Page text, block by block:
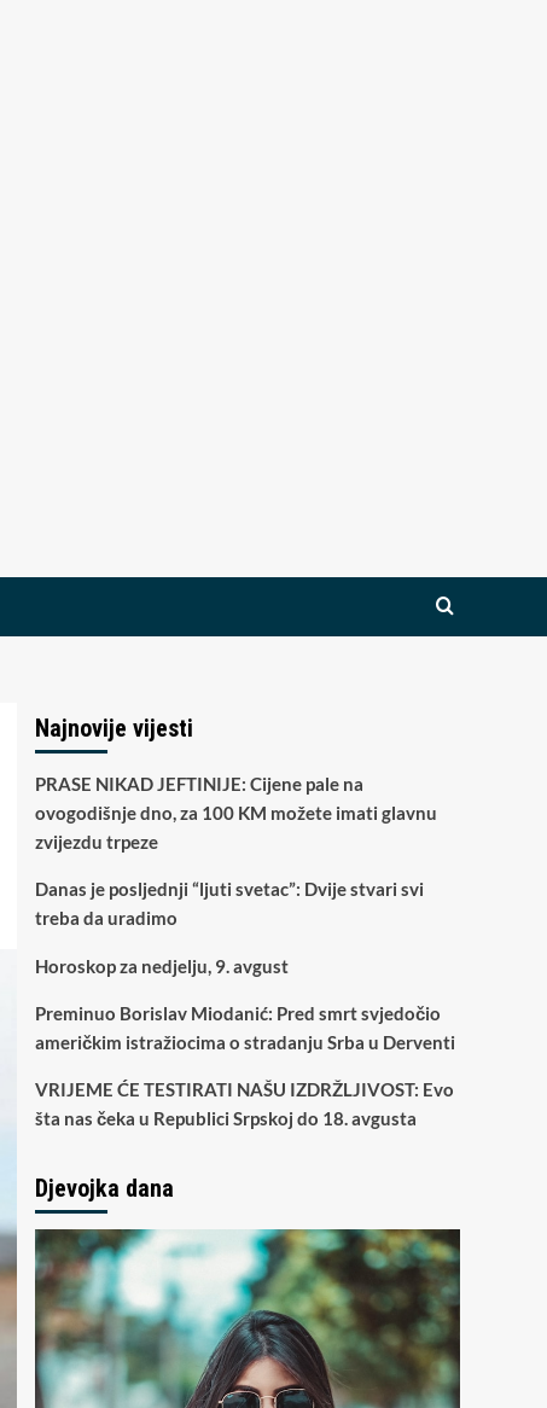
Najnovije vijesti
PRASE NIKAD JEFTINIJE: Cijene pale na
ovogodišnje dno, za 100 KM možete imati glavnu
zvijezdu trpeze
Danas je posljednji “ljuti svetac”: Dvije stvari svi
treba da uradimo
Horoskop za nedjelju, 9. avgust
Preminuo Borislav Miodanić: Pred smrt svjedočio
američkim istražiocima o stradanju Srba u Derventi
VRIJEME ĆE TESTIRATI NAŠU IZDRŽLJIVOST: Evo
šta nas čeka u Republici Srpskoj do 18. avgusta
Djevojka dana